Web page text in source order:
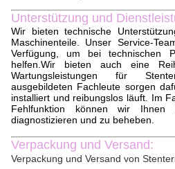
Unterstützung und
Wir bieten technische
Maschinenteile. Unser Service-
Verfügung, um bei technischen
helfen.Wir bieten auch eine
Wartungsleistungen für
ausgebildeten Fachleute sorgen
installiert und reibungslos läuft. Im
Fehlfunktion können wir
diagnostizieren und zu beheben.
Verpackung und Versand:
Verpackung und Versand von